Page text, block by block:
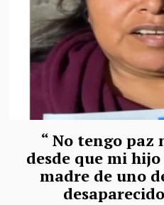
“ No tengo
desde que mi
madre de uno